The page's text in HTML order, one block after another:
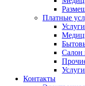
Платные
Салон
Контакты